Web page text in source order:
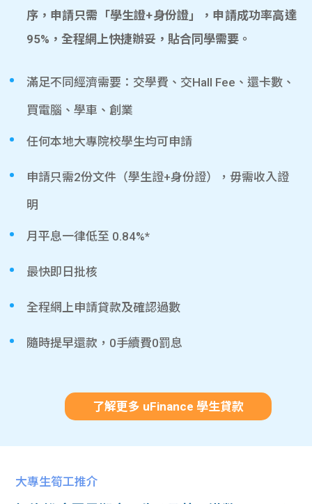
序，申請只需「學生證+身份證」，申請成功率高達
95%，全程網上快捷辦妥，貼合同學需要。
滿足不同經濟需要：交學費、交Hall Fee、還卡數、
買電腦、學車、創業
任何本地大專院校學生均可申請
申請只需2份文件（學生證+身份證），毋需收入證
明
月平息一律低至 0.84%*
最快即日批核
全程網上申請貸款及確認過數
隨時提早還款，0手續費0罰息
了解更多 uFinance 學生貸款
大專生筍工推介